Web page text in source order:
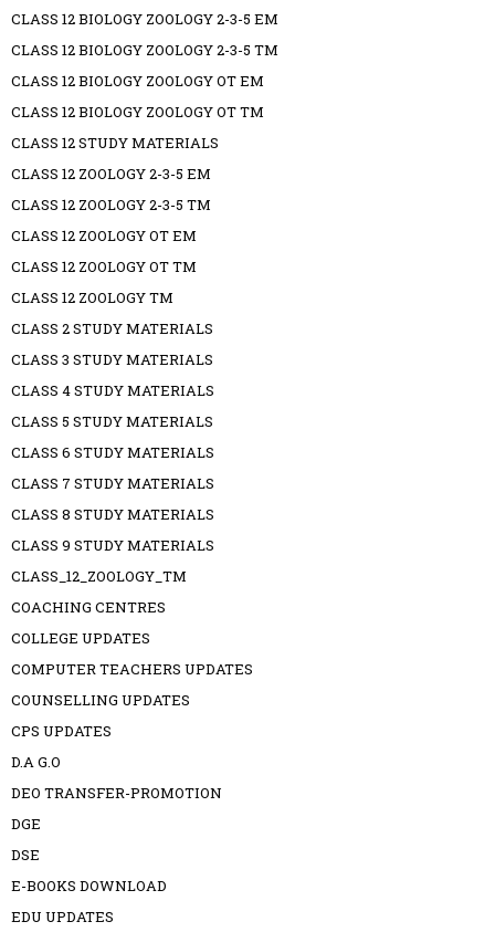
CLASS 12 BIOLOGY ZOOLOGY 2-3-5 EM
CLASS 12 BIOLOGY ZOOLOGY 2-3-5 TM
CLASS 12 BIOLOGY ZOOLOGY OT EM
CLASS 12 BIOLOGY ZOOLOGY OT TM
CLASS 12 STUDY MATERIALS
CLASS 12 ZOOLOGY 2-3-5 EM
CLASS 12 ZOOLOGY 2-3-5 TM
CLASS 12 ZOOLOGY OT EM
CLASS 12 ZOOLOGY OT TM
CLASS 12 ZOOLOGY TM
CLASS 2 STUDY MATERIALS
CLASS 3 STUDY MATERIALS
CLASS 4 STUDY MATERIALS
CLASS 5 STUDY MATERIALS
CLASS 6 STUDY MATERIALS
CLASS 7 STUDY MATERIALS
CLASS 8 STUDY MATERIALS
CLASS 9 STUDY MATERIALS
CLASS_12_ZOOLOGY_TM
COACHING CENTRES
COLLEGE UPDATES
COMPUTER TEACHERS UPDATES
COUNSELLING UPDATES
CPS UPDATES
D.A G.O
DEO TRANSFER-PROMOTION
DGE
DSE
E-BOOKS DOWNLOAD
EDU UPDATES